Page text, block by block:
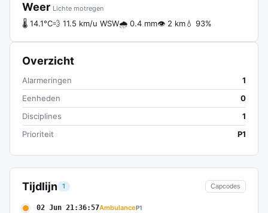
Tijdlijn 1 Capcodes
02 Jun 21:36:57AmbulanceP1
Weer Lichte motregen
🌡 14.1°C💨 11.5 km/u WSW🌧 0.4 mm👁 2 km💧 93%
Overzicht
Alarmeringen
1
Eenheden
0
Disciplines
1
Prioriteit
P1